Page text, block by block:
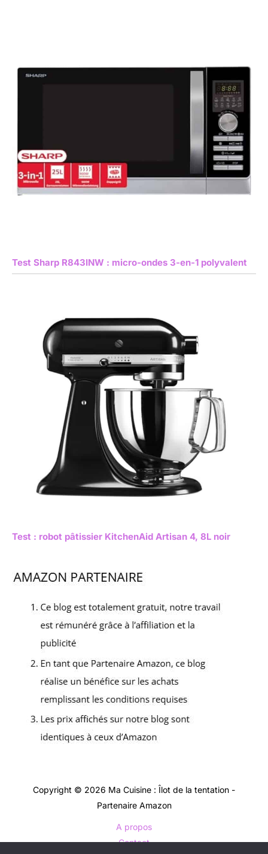
Test Sharp R843INW : micro-ondes 3-en-1 polyvalent
Test : robot pâtissier KitchenAid Artisan 4, 8L noir
Copyright © 2026 Ma Cuisine : Îlot de la tentation -
Partenaire Amazon
A propos
Contact